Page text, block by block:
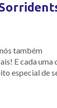
também
E cada uma
especial de